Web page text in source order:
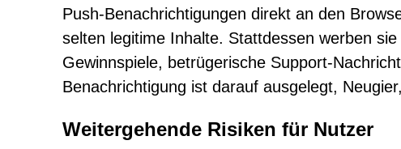
Push-Benachrichtigungen direkt an den
selten legitime Inhalte. Stattdessen werben
Gewinnspiele, betrügerische Support-
Benachrichtigung ist darauf ausgelegt,
Weitergehende Risiken für Nutzer